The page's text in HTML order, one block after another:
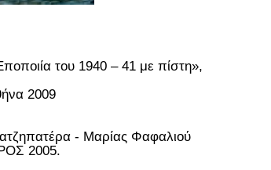
του 1940 – 41 με πίστη»,
2009
- Μαρίας Φαφαλιού
2005.